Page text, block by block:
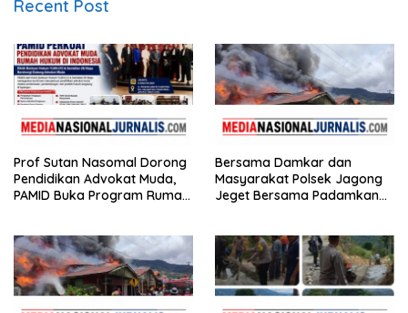
Recent Post
Prof Sutan Nasomal Dorong
Pendidikan Advokat Muda,
PAMID Buka Program Rumah
Bersama Damkar dan
Masyarakat Polsek Jagong
Jeget Bersama Padamkan